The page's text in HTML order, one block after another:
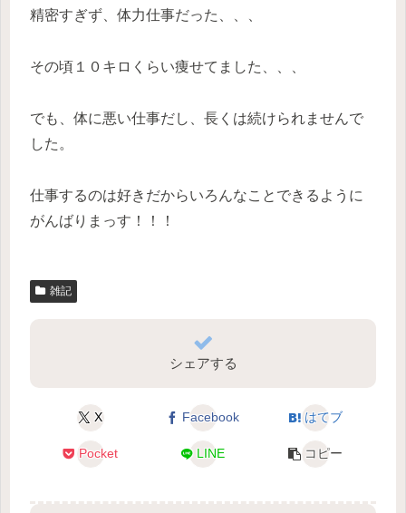
精密すぎず、体力仕事だった、、、
その頃１０キロくらい痩せてました、、、
でも、体に悪い仕事だし、長くは続けられませんで
した。
仕事するのは好きだからいろんなことできるように
がんばりまっす！！！
雑記
シェアする
X Facebook はてブ
Pocket LINE コピー